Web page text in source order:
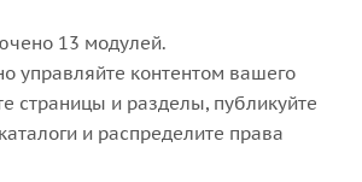
13 модулей.
управляйте контентом вашего
страницы и разделы, публикуйте
и распределите права